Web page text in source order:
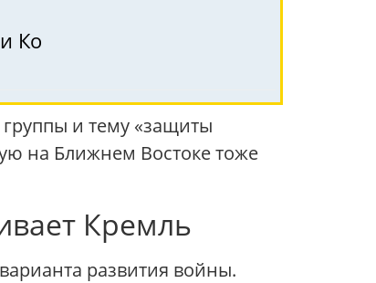
Ко
и тему «защиты
на Ближнем Востоке тоже
Кремль
развития войны.